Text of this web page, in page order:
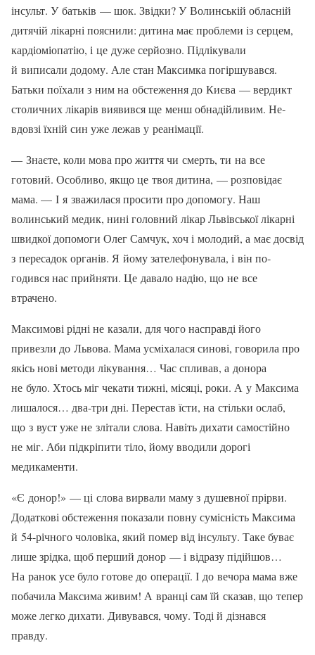
інсульт. У батьків — шок. Звідки? У Волинській обласній
ди­тячій лікарні пояснили: дитина має про­блеми із серцем,
кардіоміопатію, і це дуже серйозно. Підлікували
й виписали додому. Але стан Максимка погіршував­ся.
Батьки поїхали з ним на обстежен­ня до Києва — вердикт
столичних лікарів виявився ще менш обнадійливим. Не­
вдовзі їхній син уже лежав у реанімації.
— Знаєте, коли мова про життя чи смерть, ти на все
готовий. Особли­во, якщо це твоя дитина, — розпові­дає
мама. — І я зважилася просити про допомогу. Наш
волинський медик, нині головний лікар Львівської лікарні
швидкої допомоги Олег Самчук, хоч і молодий, а має досвід
з пересадок ор­ганів. Я йому зателефонувала, і він по­
годився нас прийняти. Це давало на­дію, що не все
втрачено.
Максимові рідні не казали, для чого насправді його
привезли до Львова. Мама усміхалася синові, говорила про
якісь нові методи лікування… Час спли­вав, а донора
не було. Хтось міг чекати тижні, місяці, роки. А у Максима
лиша­лося… два-три дні. Перестав їсти, на стільки ослаб,
що з вуст уже не злітали слова. Навіть дихати самостійно
не міг. Аби підкріпити тіло, йому вводили до­рогі
медикаменти.
«Є донор!» — ці слова вирвали маму з душевної прірви.
Додаткові обстежен­ня показали повну сумісність Максима
й 54-річного чоловіка, який помер від інсульту. Таке буває
лише зрідка, щоб перший донор — і відразу підійшов…
На ранок усе було готове до операції. І до вечора мама вже
побачила Макси­ма живим! А вранці сам їй сказав, що тепер
може легко дихати. Дивувався, чому. Тоді й дізнався
правду.